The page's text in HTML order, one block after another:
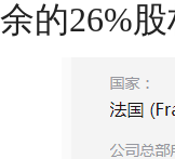
余的26%股